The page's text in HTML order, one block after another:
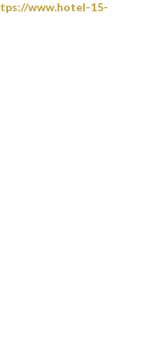
www.hotel-15-